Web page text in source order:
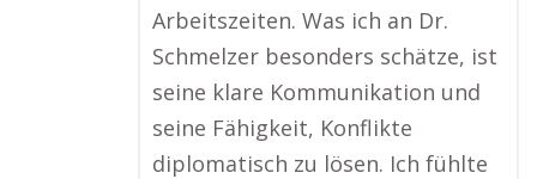
Arbeitszeiten. Was ich an Dr.
Schmelzer besonders schätze, ist
seine klare Kommunikation und
seine Fähigkeit, Konflikte
diplomatisch zu lösen. Ich fühlte